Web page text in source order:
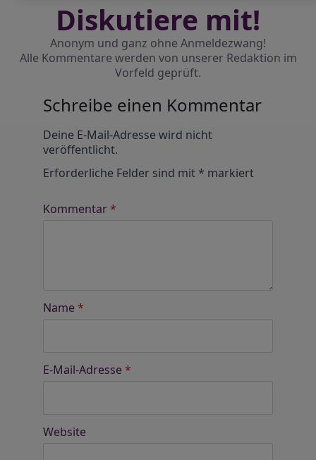
Diskutiere mit!
Anonym und ganz ohne Anmeldezwang!
Alle Kommentare werden von unserer Redaktion im
Vorfeld geprüft.
Schreibe einen Kommentar
Deine E-Mail-Adresse wird nicht
veröffentlicht.
Erforderliche Felder sind mit* markiert
Kommentar*
Name *
E-Mail-Adresse *
Website